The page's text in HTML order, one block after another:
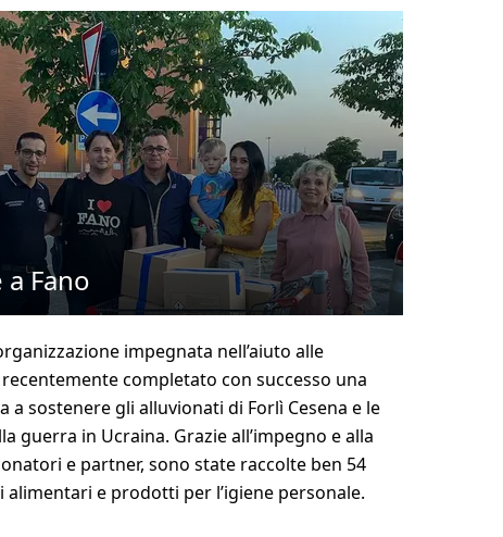
Fano
impegnata nell’aiuto alle
completato con successo una
a sostenere gli alluvionati di Forlì Cesena e le
guerra in Ucraina. Grazie all’impegno e alla
e partner, sono state raccolte ben 54
e prodotti per l’igiene personale.